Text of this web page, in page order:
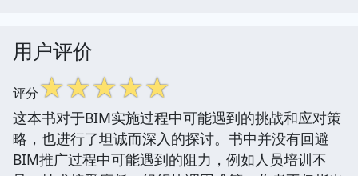
用户评价
评分☆☆☆☆☆
这本书对于BIM实施过程中可能遇到的挑战和应对策
略，也进行了坦诚而深入的探讨。书中并没有回避
BIM推广过程中可能遇到的阻力，例如人员培训不